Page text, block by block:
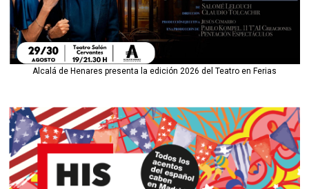
Alcalá de Henares presenta la edición 2026 del Teatro en Ferias